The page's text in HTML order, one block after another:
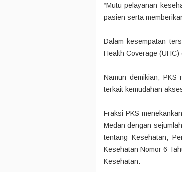
“Mutu pelayanan
pasien serta
Dalam kesempatan
Health Coverage
Namun demikian, PKS
terkait kemudahan
Fraksi PKS
Medan dengan
tentang Kesehatan,
Kesehatan Nomor 6
Kesehatan.